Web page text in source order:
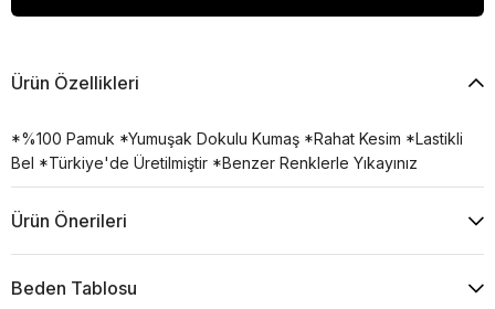
Ürün Özellikleri
*%100 Pamuk *Yumuşak Dokulu Kumaş *Rahat Kesim *Lastikli
Bel *Türkiye'de Üretilmiştir *Benzer Renklerle Yıkayınız
Ürün Önerileri
Beden Tablosu